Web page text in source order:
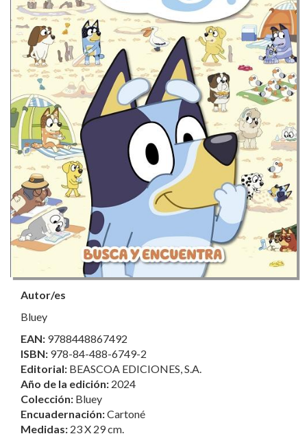
Autor/es
Bluey
EAN: 9788448867492
ISBN: 978-84-488-6749-2
Editorial: BEASCOA EDICIONES, S.A.
Año de la edición: 2024
Colección: Bluey
Encuadernación:Cartoné
Medidas: 23 X 29 cm.